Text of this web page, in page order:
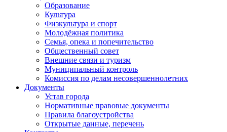
Образование
Культура
Физкультура и спорт
Молодёжная политика
Семья, опека и попечительство
Общественный совет
Внешние связи и туризм
Муниципальный контроль
Комиссия по делам несовершеннолетних
Документы
Устав города
Нормативные правовые документы
Правила благоустройства
Открытые данные, перечень